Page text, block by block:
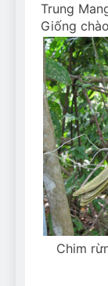
Trung
Giống
Chim